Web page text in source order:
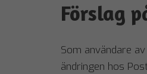
Förslag
Som användare
ändringen hos